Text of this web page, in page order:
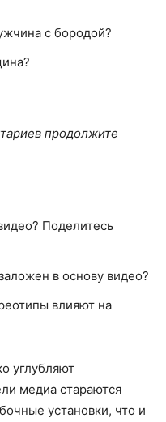
с бородой?
продолжите
Поделитесь
в основу видео?
влияют на
углубляют
медиа стараются
установки, что и